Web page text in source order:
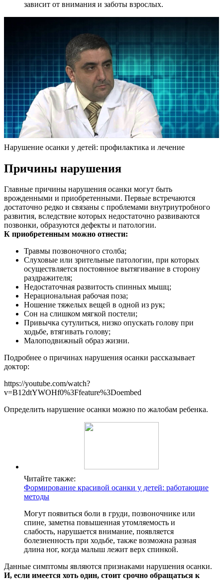
зависит от внимания и заботы взрослых.
Нарушение осанки у детей: профилактика и лечение
Причины нарушения
Главные причины нарушения осанки могут быть
врожденными и приобретенными. Первые встречаются
достаточно редко и связаны с проблемами внутриутробного
развития, вследствие которых недостаточно развиваются
позвонки, образуются дефекты и патологии.
К приобретенным можно отнести:
Травмы позвоночного столба;
Слуховые или зрительные патологии, при которых
осуществляется постоянное вытягивание в сторону
раздражителя;
Недостаточная развитость спинных мышц;
Нерациональная рабочая поза;
Ношение тяжелых вещей в одной из рук;
Сон на слишком мягкой постели;
Привычка сутулиться, низко опускать голову при
ходьбе, втягивать голову;
Малоподвижный образ жизни.
Подробнее о причинах нарушения осанки рассказывает
доктор:
https://youtube.com/watch?
v=B12dtYWOHf0%3Ffeature%3Doembed
Определить нарушение осанки можно по жалобам ребенка.
Читайте также:
Формирование красивой осанки у детей: работающие
методы
Могут появиться боли в груди, позвоночнике или
спине, заметна повышенная утомляемость и
слабость, нарушается внимание, появляется
болезненность при ходьбе, также возможна разная
длина ног, когда малыш лежит верх спинкой.
Данные симптомы являются признаками нарушения осанки.
И, если имеется хоть один, стоит срочно обращаться к